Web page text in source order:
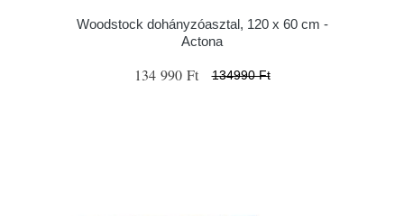
Woodstock dohányzóasztal, 120 x 60 cm -
Actona
134 990 Ft 134990 Ft